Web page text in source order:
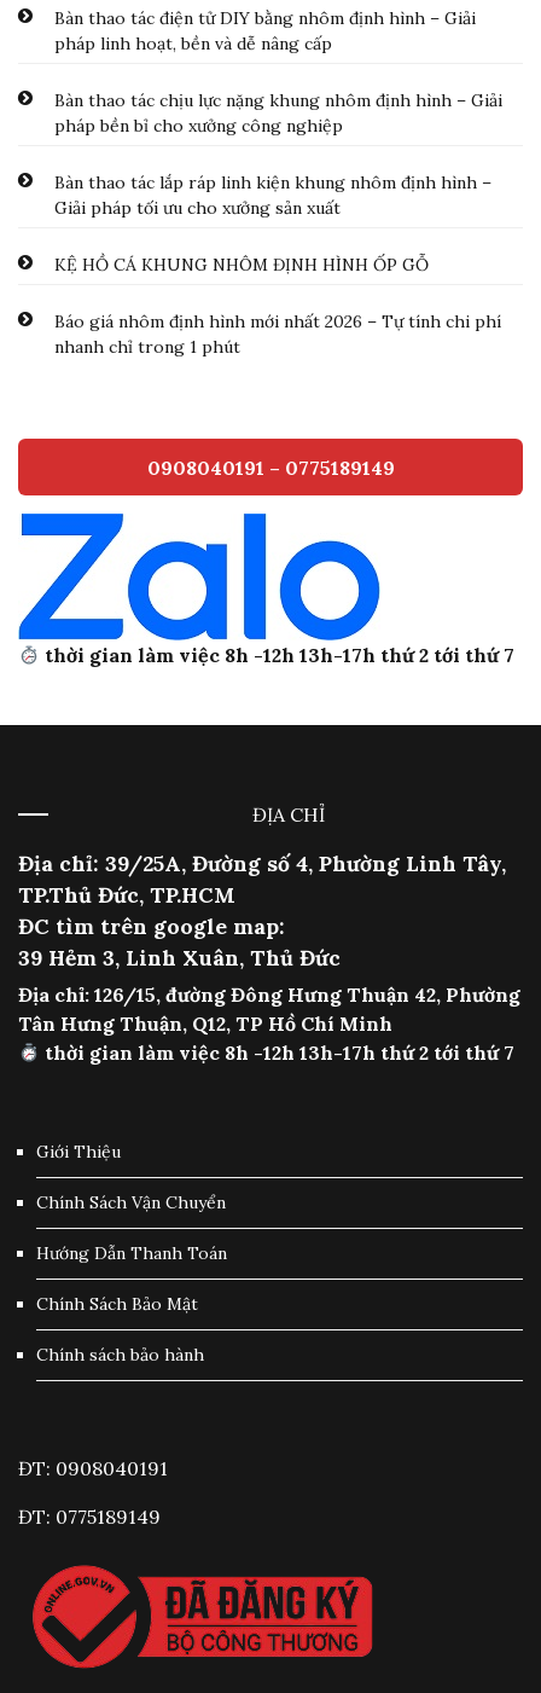
Bàn thao tác điện tử DIY bằng nhôm định hình – Giải
pháp linh hoạt, bền và dễ nâng cấp
Bàn thao tác chịu lực nặng khung nhôm định hình – Giải
pháp bền bỉ cho xưởng công nghiệp
Bàn thao tác lắp ráp linh kiện khung nhôm định hình –
Giải pháp tối ưu cho xưởng sản xuất
KỆ HỒ CÁ KHUNG NHÔM ĐỊNH HÌNH ỐP GỖ
Báo giá nhôm định hình mới nhất 2026 – Tự tính chi phí
nhanh chỉ trong 1 phút
0908040191 – 0775189149
thời gian làm việc 8h -12h 13h-17h thứ 2 tới thứ 7
ĐỊA CHỈ
Địa chỉ: 39/25A, Đường số 4, Phường Linh Tây,
TP.Thủ Đức, TP.HCM
ĐC tìm trên google map:
39 Hẻm 3, Linh Xuân, Thủ Đức
Địa chỉ: 126/15, đường Đông Hưng Thuận 42, Phường
Tân Hưng Thuận, Q12, TP Hồ Chí Minh
thời gian làm việc 8h -12h 13h-17h thứ 2 tới thứ 7
Giới Thiệu
Chính Sách Vận Chuyển
Hướng Dẫn Thanh Toán
Chính Sách Bảo Mật
Chính sách bảo hành
ĐT: 0908040191
ĐT: 0775189149